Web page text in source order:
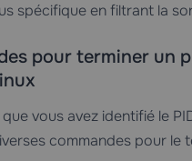
spécifique en filtrant la
pour terminer un
vous avez identifié le
commandes pour le